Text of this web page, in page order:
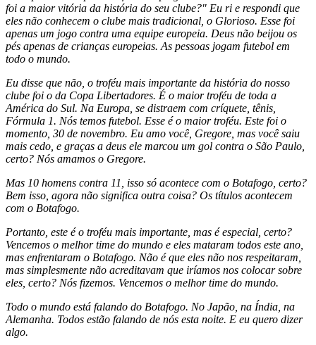
foi a maior vitória da história do seu clube?" Eu ri e respondi que
eles não conhecem o clube mais tradicional, o Glorioso. Esse foi
apenas um jogo contra uma equipe europeia. Deus não beijou os
pés apenas de crianças europeias. As pessoas jogam futebol em
todo o mundo.
Eu disse que não, o troféu mais importante da história do nosso
clube foi o da Copa Libertadores. É o maior troféu de toda a
América do Sul. Na Europa, se distraem com críquete, tênis,
Fórmula 1. Nós temos futebol. Esse é o maior troféu. Este foi o
momento, 30 de novembro. Eu amo você, Gregore, mas você saiu
mais cedo, e graças a deus ele marcou um gol contra o São Paulo,
certo? Nós amamos o Gregore.
Mas 10 homens contra 11, isso só acontece com o Botafogo, certo?
Bem isso, agora não significa outra coisa? Os títulos acontecem
com o Botafogo.
Portanto, este é o troféu mais importante, mas é especial, certo?
Vencemos o melhor time do mundo e eles mataram todos este ano,
mas enfrentaram o Botafogo. Não é que eles não nos respeitaram,
mas simplesmente não acreditavam que iríamos nos colocar sobre
eles, certo? Nós fizemos. Vencemos o melhor time do mundo.
Todo o mundo está falando do Botafogo. No Japão, na Índia, na
Alemanha. Todos estão falando de nós esta noite. E eu quero dizer
algo.